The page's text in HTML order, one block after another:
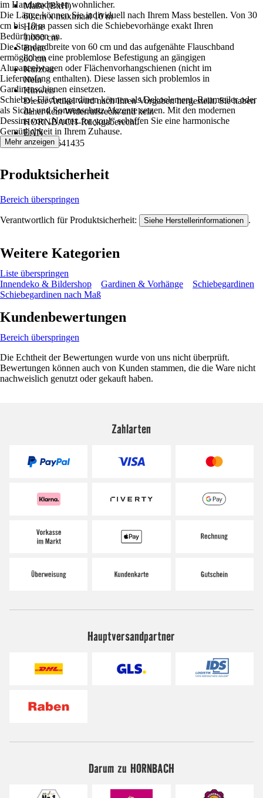
Maße (BxH)
60 cm x maximaal 10 m
Höhe
1.000 cm
Breite
60 cm
Kürzbar
Nein
Hinweis
Dieser Artikel wird nach Ihren Vorgaben hergestellt. Sie haben
daher kein Widerrufsrecht und kein
HORNBACH‑Rückgaberecht.
EAN
4006470641435
im Handumdrehen wohnlicher.
Die Länge können Sie individuell nach Ihrem Mass bestellen. Von 30
cm bis 10 m passen sich die Schiebevorhänge exakt Ihren
Bedürfnissen an.
Die Standardbreite von 60 cm und das aufgenähte Flauschband
ermöglichen eine problemlose Befestigung an gängigen
Alupaneelwagen oder Flächenvorhangschienen (nicht im
Lieferumfang enthalten). Diese lassen sich problemlos in
Gardinenschienen einsetzen.
Schiebe/- Flächengardinen können als Dekoelement, Raumteiler oder
als Sicht- und Sonnenschutz Akzente setzen. Mit den modernen
Dessins von „Neutex for you!“ schaffen Sie eine harmonische
Gemütlichkeit in Ihrem Zuhause.
Mehr anzeigen
Produktsicherheit
Bereich überspringen
Verantwortlich für Produktsicherheit: Siehe Herstellerinformationen .
Weitere Kategorien
Liste überspringen
Innendeko & Bildershop
Gardinen & Vorhänge
Schiebegardinen
Schiebegardinen nach Maß
Kundenbewertungen
Bereich überspringen
Die Echtheit der Bewertungen wurde von uns nicht überprüft.
Bewertungen können auch von Kunden stammen, die die Ware nicht
nachweislich genutzt oder gekauft haben.
Zahlarten
Hauptversandpartner
Darum zu HORNBACH